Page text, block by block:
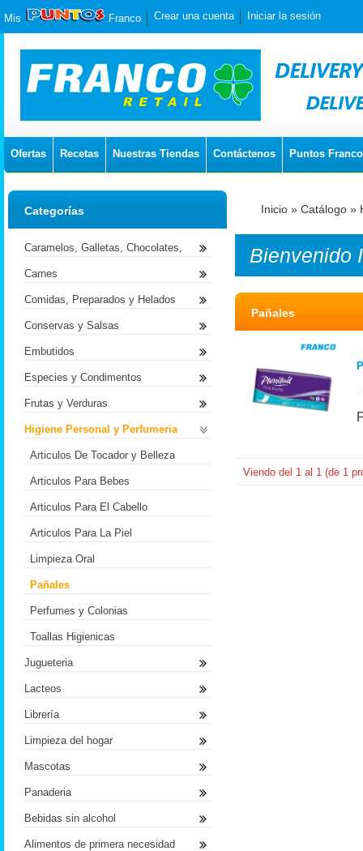
Mis Franco Crear una cuenta Iniciar la sesión
Ofertas Recetas Nuestras Tiendas Contáctenos Puntos Franco
Inicio » Catálogo »
Bienvenido
Pañales
Viendo del 1 al 1 (de 1
Categorías
Caramelos, Galletas, Chocolates,
Carnes
Comidas, Preparados y Helados
Conservas y Salsas
Embutidos
Especies y Condimentos
Frutas y Verduras
Higiene Personal y Perfumeria
Articulos De Tocador y Belleza
Articulos Para Bebes
Articulos Para El Cabello
Articulos Para La Piel
Limpieza Oral
Pañales
Perfumes y Colonias
Toallas Higienicas
Jugueteria
Lacteos
Librería
Limpieza del hogar
Mascotas
Panaderia
Bebidas sin alcohol
Alimentos de primera necesidad